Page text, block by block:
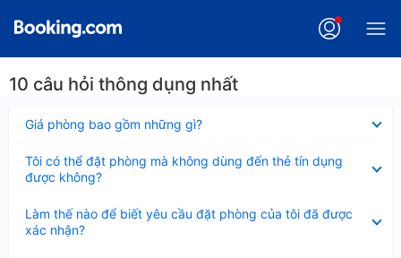
10 câu hỏi thông dụng nhất
Giá phòng bao gồm những gì?
thu
Tôi có thể đặt phòng mà không dùng đến thẻ tín dụng
được không?
thu
gọn
Làm thế nào để biết yêu cầu đặt phòng của tôi đã được
xác nhận?
thu
gọn